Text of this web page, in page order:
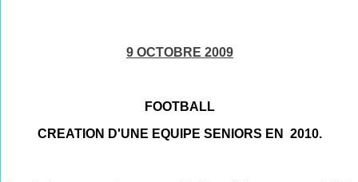
9 OCTOBRE 2009
FOOTBALL
CREATION D'UNE EQUIPE SENIORS EN 2010.